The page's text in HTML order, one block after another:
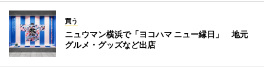
買う
ニュウマン横浜で「ヨコハマ ニュー縁日」 地元
グルメ・グッズなど出店